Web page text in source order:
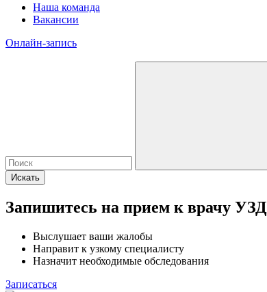
Наша команда
Вакансии
Онлайн-запись
Искать
Запишитесь на прием к врачу УЗД
Выслушает ваши жалобы
Направит к узкому специалисту
Назначит необходимые обследования
Записаться